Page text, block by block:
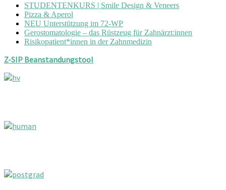
STUDENTENKURS | Smile Design & Veneers
Pizza & Aperol
NEU Unterstützung im 72-WP
Gerostomatologie – das Rüstzeug für Zahnärzt:innen
Risikopatient*innen in der Zahnmedizin
Z-SIP Beanstandungstool